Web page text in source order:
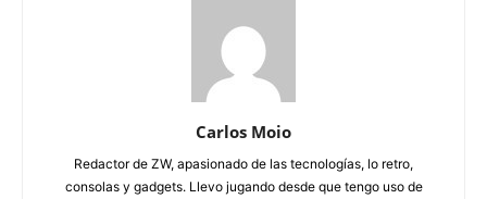
Carlos Moio
Redactor de ZW, apasionado de las tecnologías, lo retro,
consolas y gadgets. Llevo jugando desde que tengo uso de